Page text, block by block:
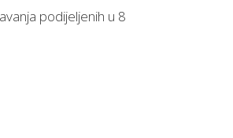
podijeljenih u 8